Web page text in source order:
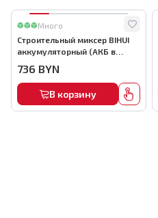
Много
Строительный миксер BIHUI
аккумуляторный (АКБ в
736 BYN
В корзину